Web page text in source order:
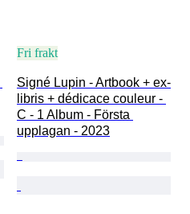
Fri frakt
Signé Lupin - Artbook + ex-
libris + dédicace couleur -
C - 1 Album - Första
upplagan - 2023